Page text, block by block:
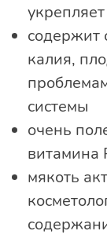
содержит
калия,
системы
очень
витамина
мякоть